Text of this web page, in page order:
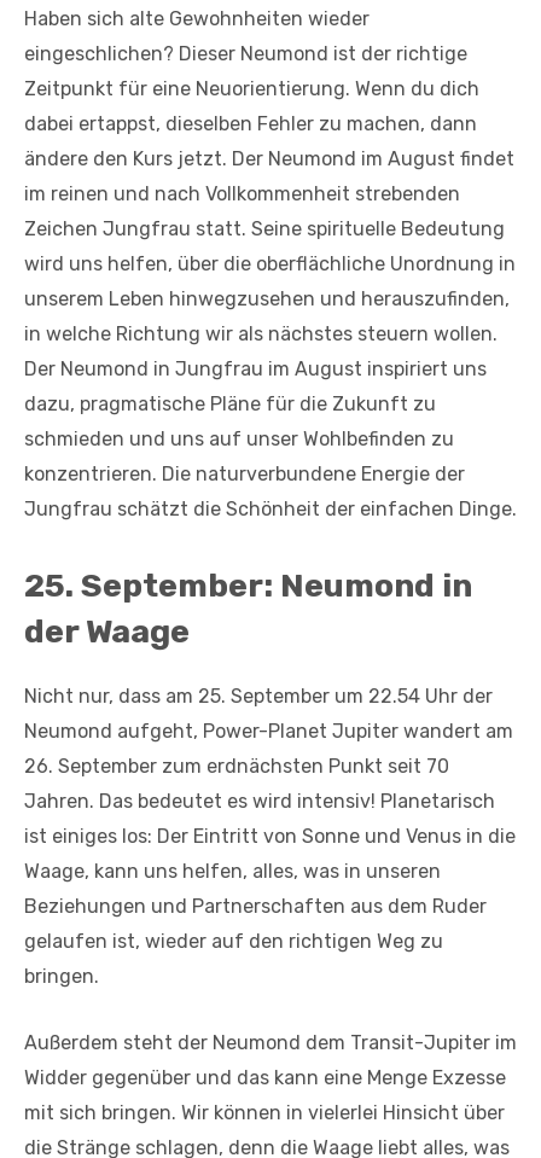
Haben sich alte Gewohnheiten wieder
eingeschlichen? Dieser Neumond ist der richtige
Zeitpunkt für eine Neuorientierung. Wenn du dich
dabei ertappst, dieselben Fehler zu machen, dann
ändere den Kurs jetzt. Der Neumond im August findet
im reinen und nach Vollkommenheit strebenden
Zeichen Jungfrau statt. Seine spirituelle Bedeutung
wird uns helfen, über die oberflächliche Unordnung in
unserem Leben hinwegzusehen und herauszufinden,
in welche Richtung wir als nächstes steuern wollen.
Der Neumond in Jungfrau im August inspiriert uns
dazu, pragmatische Pläne für die Zukunft zu
schmieden und uns auf unser Wohlbefinden zu
konzentrieren. Die naturverbundene Energie der
Jungfrau schätzt die Schönheit der einfachen Dinge.
25. September: Neumond in
der Waage
Nicht nur, dass am 25. September um 22.54 Uhr der
Neumond aufgeht, Power-Planet Jupiter wandert am
26. September zum erdnächsten Punkt seit 70
Jahren. Das bedeutet es wird intensiv! Planetarisch
ist einiges los: Der Eintritt von Sonne und Venus in die
Waage, kann uns helfen, alles, was in unseren
Beziehungen und Partnerschaften aus dem Ruder
gelaufen ist, wieder auf den richtigen Weg zu
bringen.
Außerdem steht der Neumond dem Transit-Jupiter im
Widder gegenüber und das kann eine Menge Exzesse
mit sich bringen. Wir können in vielerlei Hinsicht über
die Stränge schlagen, denn die Waage liebt alles, was